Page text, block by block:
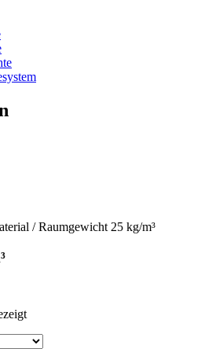
/ Raumgewicht 25 kg/m³